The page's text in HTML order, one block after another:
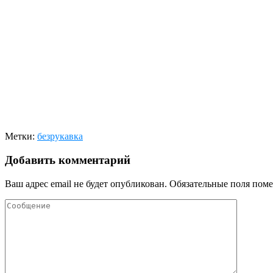
Метки: безрукавка
Добавить комментарий
Ваш адрес email не будет опубликован. Обязательные поля